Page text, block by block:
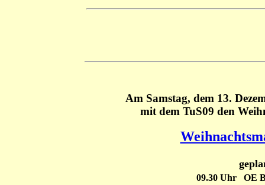
Am Samstag, dem 13.
mit dem TuS09 den
09.30 Uhr
OE